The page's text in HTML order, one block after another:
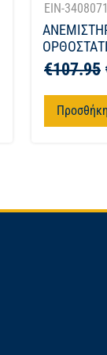
EIN-
€107.95